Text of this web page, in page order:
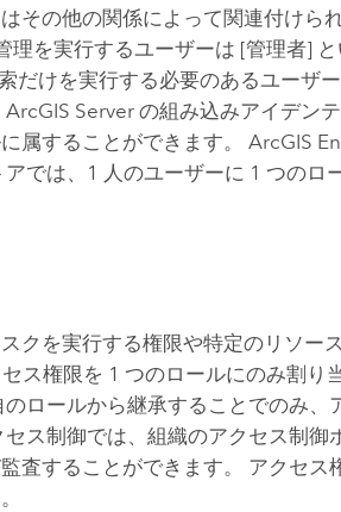
その他の関係によって関連付けら
理を実行するユーザーは [管理者]
だけを実行する必要のあるユーザ
ArcGIS Server の組み込みアイデン
属することができます。ArcGIS
では、1 人のユーザーに 1 つのロ
クを実行する権限や特定のリソー
ス権限を 1 つのロールにのみ割り
ロールから継承することでのみ、
ス制御では、組織のアクセス制御
査することができます。 アクセス